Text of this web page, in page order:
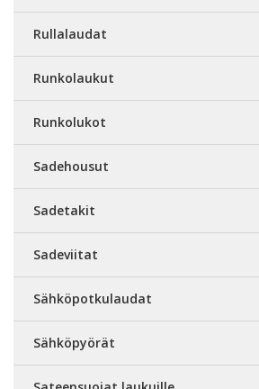
Rullalaudat
Runkolaukut
Runkolukot
Sadehousut
Sadetakit
Sadeviitat
Sähköpotkulaudat
Sähköpyörät